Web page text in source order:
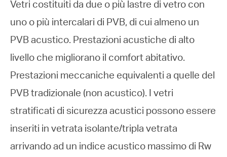
Vetri costituiti da due o più lastre di vetro con
uno o più intercalari di PVB, di cui almeno un
PVB acustico. Prestazioni acustiche di alto
livello che migliorano il comfort abitativo.
Prestazioni meccaniche equivalenti a quelle del
PVB tradizionale (non acustico). I vetri
stratificati di sicurezza acustici possono essere
inseriti in vetrata isolante/tripla vetrata
arrivando ad un indice acustico massimo di Rw